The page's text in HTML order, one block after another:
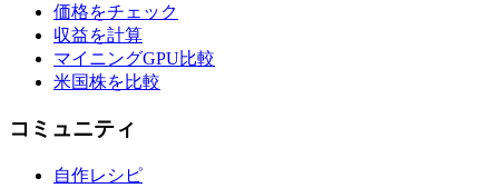
価格をチェック
収益を計算
マイニングGPU比較
米国株を比較
コミュニティ
自作レシピ